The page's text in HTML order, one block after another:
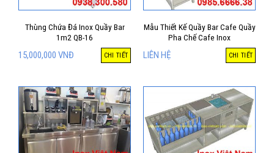
Thùng Chứa Đá Inox Quầy Bar
1m2 QB-16
15,000,000 VNĐ CHI TIẾT
Mẫu Thiết Kế Quầy Bar Cafe Quầy
Pha Chế Cafe Inox
LIÊN HỆ CHI TIẾT